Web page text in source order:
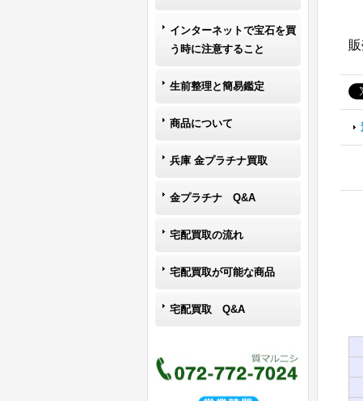
インターネットで宝石を買
う時に注意すること
生前整理と簡易鑑定
商品について
兵庫 金プラチナ買取
金プラチナ Q&A
宅配買取の流れ
宅配買取が可能な商品
宅配買取 Q&A